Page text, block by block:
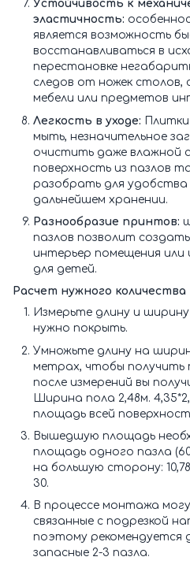
Устойчивость к
эластичность:
является возможность
восстанавливаться в
перестановке
следов от ножек столов,
мебели или предметов
Легкость в уходе:
мыть, незначительное
очистить даже влажной
поверхность из пазлов
разобрать для удобства
дальнейшем хранении.
Разнообразие принтов:
пазлов позволит
интерьер помещения
для детей.
Расчет нужного
Измерьте длину и
нужно покрыть.
Умножьте длину на
метрах, чтобы получить
после измерений вы
Ширина пола 2,48м.
площадь всей
Вышедшую площадь
площадь одного пазла
на большую сторону:
30.
В процессе монтажа
связанные с подрезкой
поэтому рекомендуется
запасные 2-3 пазла.